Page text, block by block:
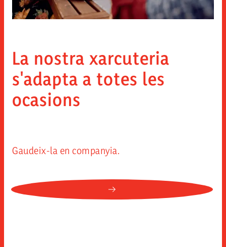
La nostra xarcuteria
s'adapta a totes les
ocasions
Gaudeix-la en companyia.
NULL: LA NOSTRA